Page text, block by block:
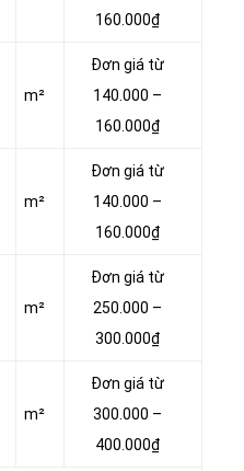
160.000₫
m²
Đơn giá từ
140.000 –
160.000₫
m²
Đơn giá từ
140.000 –
160.000₫
m²
Đơn giá từ
250.000 –
300.000₫
m²
Đơn giá từ
300.000 –
400.000₫